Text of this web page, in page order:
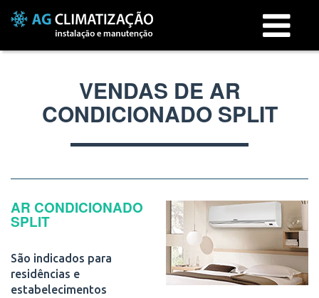
Menu
VENDAS DE AR
CONDICIONADO SPLIT
AR CONDICIONADO
SPLIT
São indicados para
residências e
estabelecimentos